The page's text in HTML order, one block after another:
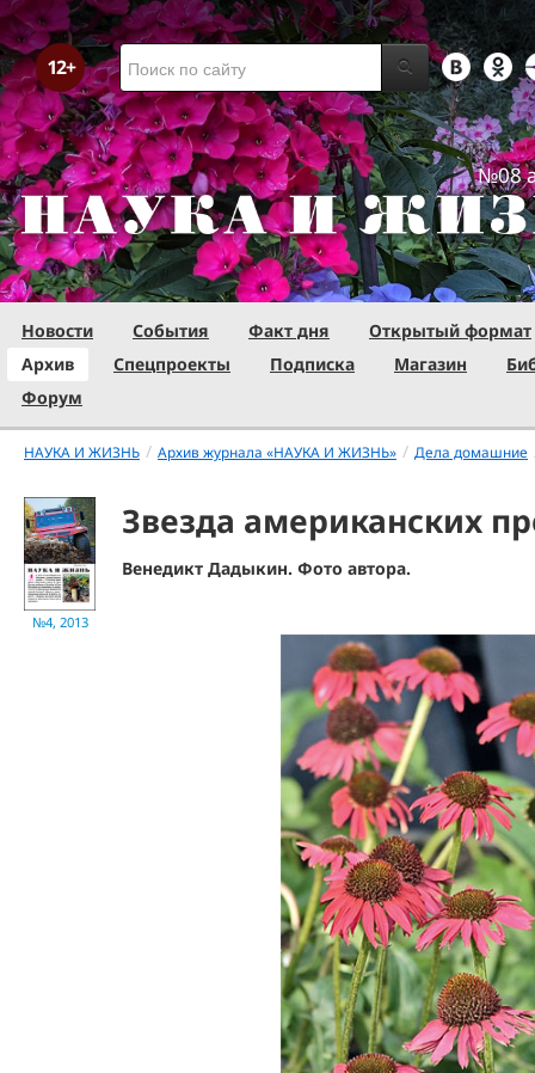
№08
Новости События Факт дня
Открытый формат
Архив
Спецпроекты Подписка Магазин
Форум
НАУКА И ЖИЗНЬ / Архив журнала «НАУКА И ЖИЗНЬ» / Дела домашние
№4, 2013
Звезда американских
Венедикт Дадыкин. Фото автора.